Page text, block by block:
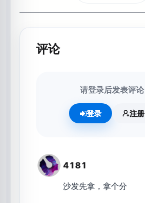
评论
请登录后发表评论
登录 注册
4181
沙发先拿，拿个分